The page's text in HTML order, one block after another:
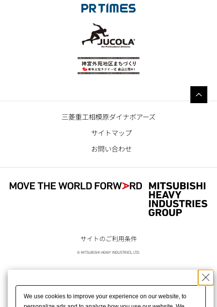
三菱重工相模原ダイナボアーズ
サイトマップ
お問い合わせ
サイトのご利用条件
© MITSUBISHI HEAVY INDUSTRIES, LTD.
We use cookies to improve your experience on our website, to